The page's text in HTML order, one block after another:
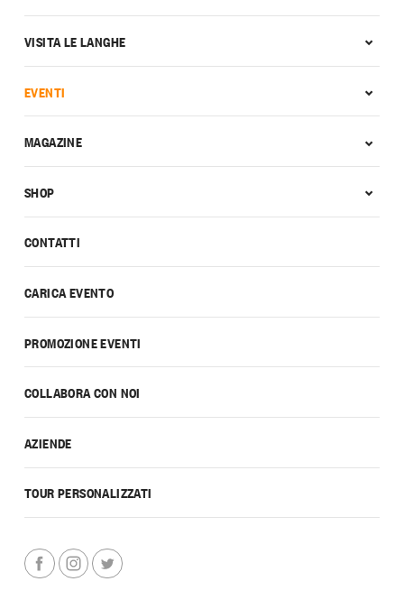
CONTATTI
CARICA EVENTO
PROMOZIONE EVENTI
COLLABORA CON NOI
AZIENDE
TOUR PERSONALIZZATI
VISITA LE LANGHE
EVENTI
MAGAZINE
SHOP